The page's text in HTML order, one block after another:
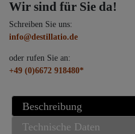
Wir sind für Sie da!
Schreiben Sie uns:
info@destillatio.de
oder rufen Sie an:
+49 (0)6672 918480*
Beschreibung
Technische Daten